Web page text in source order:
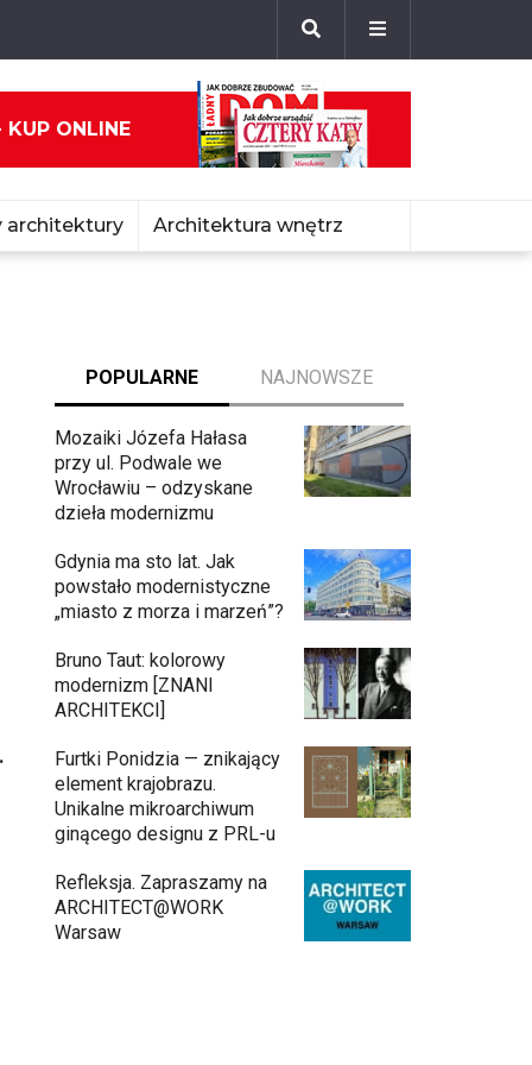
KUP ONLINE
architektury Architektura wnętrz
POPULARNE NAJNOWSZE
Mozaiki Józefa Hałasa
przy ul. Podwale we
Wrocławiu – odzyskane
dzieła modernizmu
Gdynia ma sto lat. Jak
powstało modernistyczne
„miasto z morza i marzeń”?
Bruno Taut: kolorowy
modernizm [ZNANI
ARCHITEKCI]
Furtki Ponidzia — znikający
element krajobrazu.
Unikalne mikroarchiwum
ginącego designu z PRL-u
Refleksja. Zapraszamy na
ARCHITECT@WORK
Warsaw